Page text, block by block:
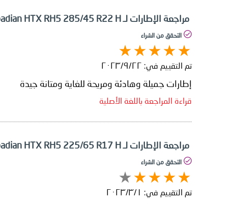
مراجعة الإطارات لـ Nexen Roadian HTX RH5 285/45 R22 H
التحقق من الشراء
تم التقييم في: ٢٢‏/٩‏/٢٠٢٣
إطارات جميلة وهادئة ومريحة للغاية ومتانة جيدة
قراءة المراجعة باللغة الأصلية
مراجعة الإطارات لـ Nexen Roadian HTX RH5 225/65 R17 H
التحقق من الشراء
تم التقييم في: ١‏/٣‏/٢٠٢٣